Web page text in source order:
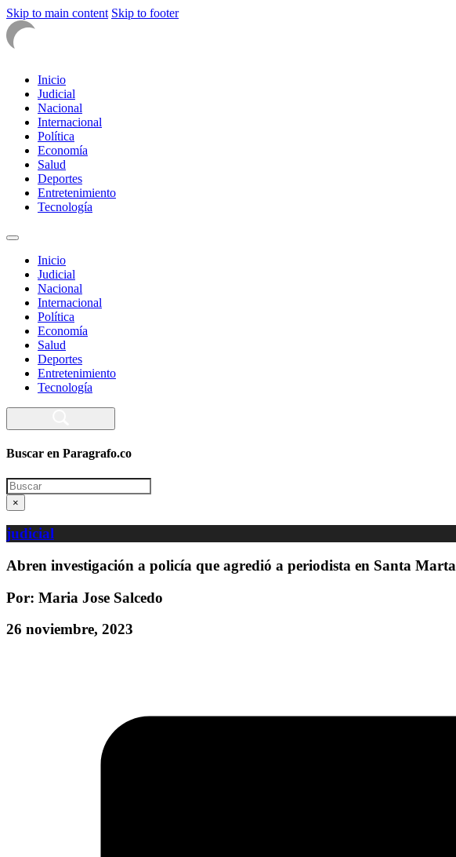
Skip to main content Skip to footer
Inicio
Judicial
Nacional
Internacional
Política
Economía
Salud
Deportes
Entretenimiento
Tecnología
Inicio
Judicial
Nacional
Internacional
Política
Economía
Salud
Deportes
Entretenimiento
Tecnología
Buscar en Paragrafo.co
Search
×
judicial
Abren investigación a policía que agredió a periodista en Santa Marta
Por: Maria Jose Salcedo
26 noviembre, 2023